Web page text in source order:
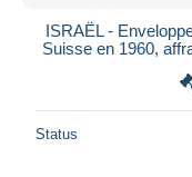
ISRAËL -
Suisse en 1960,
Status